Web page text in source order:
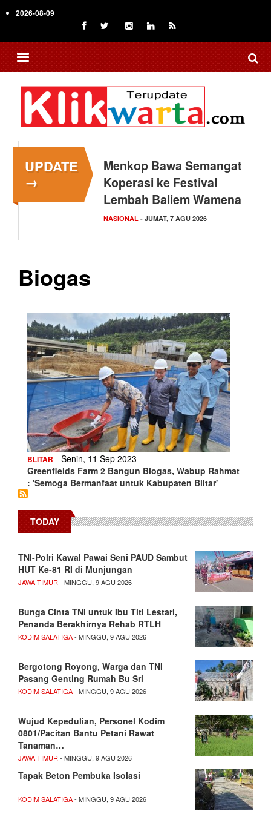
to
content
2026-08-09
UPDATE
→
Menkop Bawa Semangat
Koperasi ke Festival
Lembah Baliem Wamena
NASIONAL - JUMAT, 7 AGU 2026
Tingkatkan Daya Saing
Indonesia, BRIN Fokus
Kembangkan Teknologi…
NASIONAL - JUMAT, 7 AGU 2026
Biogas
BLITAR - Senin, 11 Sep 2023
Greenfields Farm 2 Bangun Biogas, Wabup Rahmat
: 'Semoga Bermanfaat untuk Kabupaten Blitar'
TODAY
TNI-Polri Kawal Pawai Seni PAUD Sambut
HUT Ke-81 RI di Munjungan
JAWA TIMUR - MINGGU, 9 AGU 2026
Bunga Cinta TNI untuk Ibu Titi Lestari,
Penanda Berakhirnya Rehab RTLH
KODIM SALATIGA- MINGGU, 9 AGU 2026
Bergotong Royong, Warga dan TNI
Pasang Genting Rumah Bu Sri
KODIM SALATIGA- MINGGU, 9 AGU 2026
Wujud Kepedulian, Personel Kodim
0801/Pacitan Bantu Petani Rawat
Tanaman…
JAWA TIMUR - MINGGU, 9 AGU 2026
Tapak Beton Pembuka Isolasi
KODIM SALATIGA- MINGGU, 9 AGU 2026